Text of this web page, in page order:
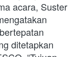
acara, Suster
ditetapkan